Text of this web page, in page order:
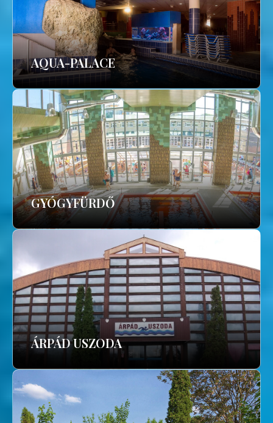
AQUA-PALACE
GYÓGYFÜRDŐ
ÁRPÁD USZODA